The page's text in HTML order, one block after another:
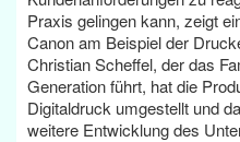
Praxis gelingen kann, zeigt
Canon am Beispiel der
Christian Scheffel, der das
Generation führt, hat die
Digitaldruck umgestellt und
weitere Entwicklung des